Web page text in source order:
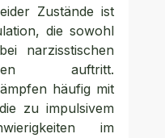
Zustände ist
die sowohl
narzisstischen
auftritt.
häufig mit
zu impulsivem
im